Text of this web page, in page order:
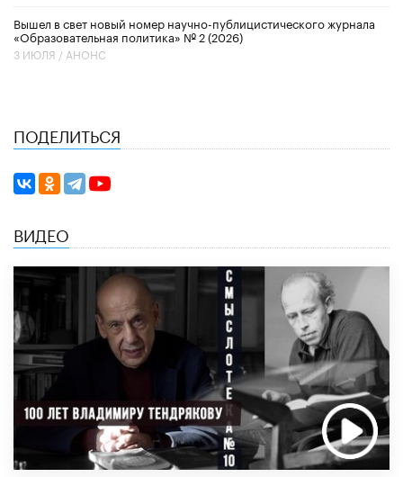
Вышел в свет новый номер научно-публицистического журнала
«Образовательная политика» № 2 (2026)
3 ИЮЛЯ / АНОНС
ПОДЕЛИТЬСЯ
ВИДЕО